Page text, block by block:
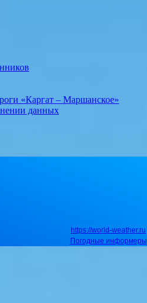
«Каргат – Маршанское»
данных
https://world-weather.ru
Погодные информеры